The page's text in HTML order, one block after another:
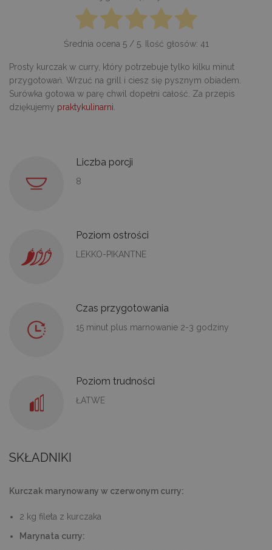
Średnia ocena 5/ 5. Ilość głosów: 41
Prosty kurczak w curry, który potrzebuje tylko kilku minut
przygotowań. Wrzuć na grill i ciesz się pysznym obiadem.
Surówka gotowa w parę chwil dopełni całość. Za przepis
dziękujemy praktykulinarni
Liczba porcji
8
Poziom ostrości
LEKKO-PIKANTNE
Czas przygotowania
15 minut plus marnowanie 2-3 godziny
Poziom trudności
ŁATWE
SKŁADNIKI
Kurczak marynowany w czerwonym curry:
2 kg fileta z kurczaka
Marynata curry: